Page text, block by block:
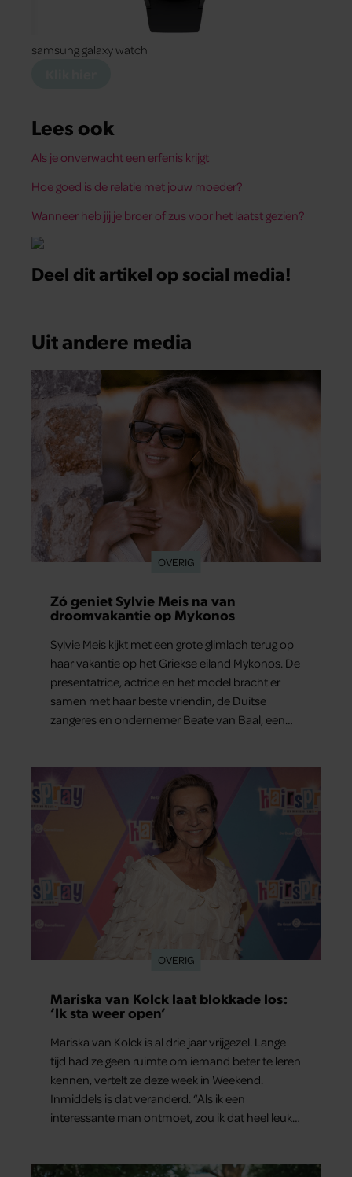
samsung galaxy watch
Lees ook
Als je onverwacht een erfenis krijgt
Hoe goed is de relatie met jouw moeder?
Wanneer heb jij je broer of zus voor het laatst gezien?
Deel dit artikel op social media!
Uit andere media
OVERIG
Zó geniet Sylvie Meis na van
droomvakantie op Mykonos
Sylvie Meis kijkt met een grote glimlach terug op
haar vakantie op het Griekse eiland Mykonos. De
presentatrice, actrice en het model bracht er
samen met haar beste vriendin, de Duitse
zangeres en ondernemer Beate van Baal, een
bestemming én vertelt ze hoe bijzonder de reis
voor haar is geweest.
OVERIG
Mariska van Kolck laat blokkade los:
‘Ik sta weer open’
Mariska van Kolck is al drie jaar vrijgezel. Lange
tijd had ze geen ruimte om iemand beter te leren
kennen, vertelt ze deze week in Weekend.
Inmiddels is dat veranderd. “Als ik een
interessante man ontmoet, zou ik dat heel leuk